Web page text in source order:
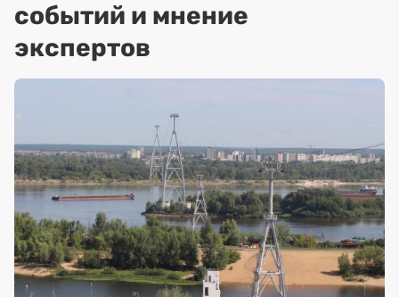
событий и мнение
экспертов